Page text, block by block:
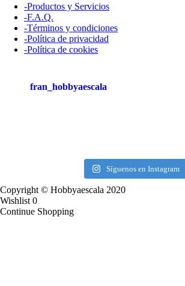
-Productos y Servicios
-F.A.Q.
-Términos y condiciones
-Política de privacidad
-Política de cookies
fran_hobbyaescala
Síguenos en Instagram
Copyright © Hobbyaescala 2020
Wishlist 0
Continue Shopping